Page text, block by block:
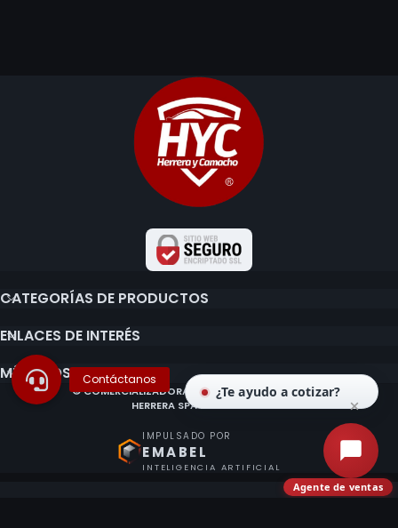
CATEGORÍAS DE PRODUCTOS
ENLACES DE INTERÉS
MÉTODOS DE PAGO
© COMERCIALIZADORA E IMPORTADORA CLAUDIO
HERRERA SPA 2020 - 2026.
IMPULSADO POR
EMABEL
INTELIGENCIA ARTIFICIAL
¿Te ayudo a cotizar?
Agente de ventas